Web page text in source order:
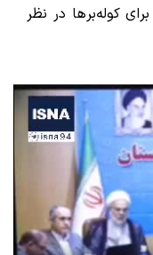
کوله‌برها در نظر